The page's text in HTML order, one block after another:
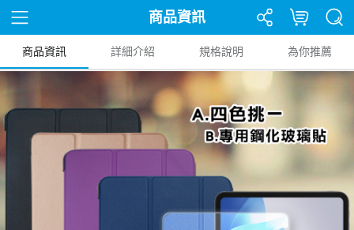
商品資訊
商品資訊 詳細介紹 規格說明 為你推薦